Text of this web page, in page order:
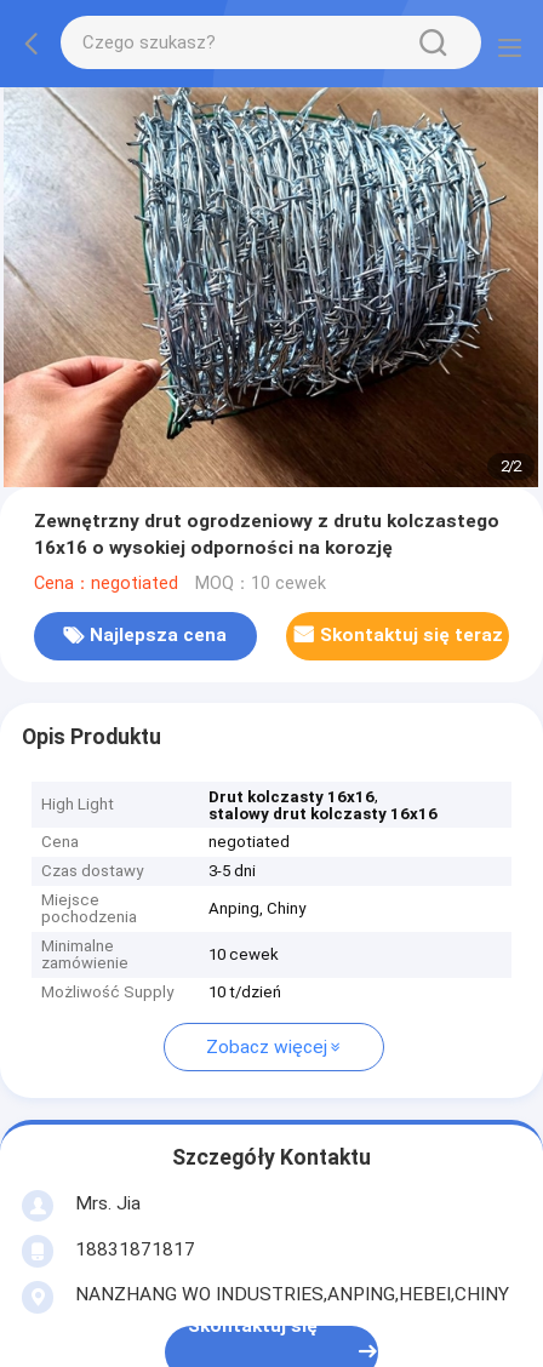
2/2
Zewnętrzny drut ogrodzeniowy z drutu kolczastego
16x16 o wysokiej odporności na korozję
Cena：negotiated MOQ：10 cewek
Najlepsza cena Skontaktuj się teraz
Opis Produktu
High Light Drut kolczasty 16x16,
stalowy drut kolczasty 16x16
Cena
negotiated
Czas dostawy
3-5 dni
Miejsce
pochodzenia
Anping, Chiny
Minimalne
zamówienie
10 cewek
Możliwość Supply 10 t/dzień
Zobacz więcej
Szczegóły Kontaktu
Mrs. Jia
18831871817
NANZHANG WO INDUSTRIES,ANPING,HEBEI,CHINY
Skontaktuj się